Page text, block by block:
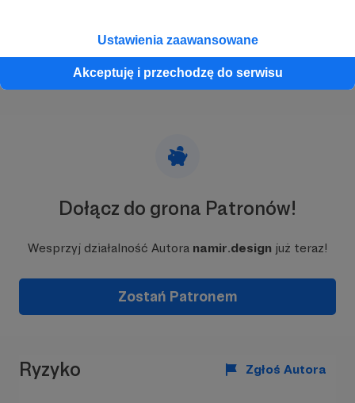
Ustawienia zaawansowane
Akceptuję i przechodzę do serwisu
nowoczesnym designem, oferując symbole w
różnych formatach – jako font TTF, WOFF, grafiki
wektorowe SVG i grafiki rastrowe PNG – co czyni
go doskonałym narzędziem dla twórców,
Projekt ten wyewoluował z inicjatywy
. Zbiór z czasem przerodził się w
Symbole
Kultowe, by ostatecznie osiągnąć swoją obecną
rozwijać ten projekt!
Rozwiń opis
Dołącz do grona Patronów!
Wesprzyj działalność Autora namir.design już teraz!
Zostań Patronem
Ryzyko Zgłoś Autora